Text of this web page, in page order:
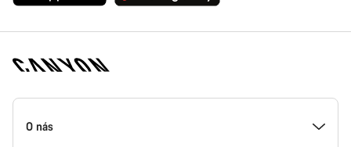
Zápatí
stránky
O nás